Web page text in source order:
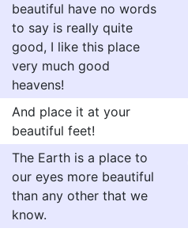
beautiful have no words
to say is really quite
good, I like this place
very much good
heavens!
And place it at your
beautiful feet!
The Earth is a place to
our eyes more beautiful
than any other that we
know.